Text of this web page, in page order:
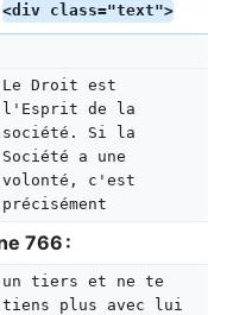
<div class="text">
Le Droit est
l'Esprit de la
société. Si la
Société a une
volonté, c'est
précisément
766 :
un tiers et ne te
tiens plus avec lui